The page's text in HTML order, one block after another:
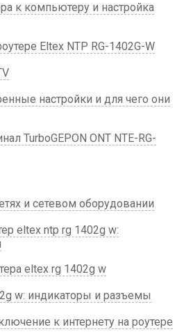
к компьютеру и настройка
Eltex NTP RG-1402G-W
настройки и для чего они
TurboGEPON ONT NTE-RG-
и сетевом оборудовании
eltex ntp rg 1402g w:
eltex rg 1402g w
w: индикаторы и разъемы
к интернету на роутере